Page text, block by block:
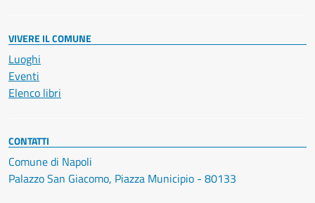
VIVERE IL COMUNE
Luoghi
Eventi
Elenco libri
CONTATTI
Comune di Napoli
Palazzo San Giacomo, Piazza Municipio - 80133